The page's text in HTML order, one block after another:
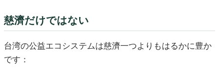
慈濟だけではない
台湾の公益エコシステムは慈濟一つよりもはるかに豊か
です：